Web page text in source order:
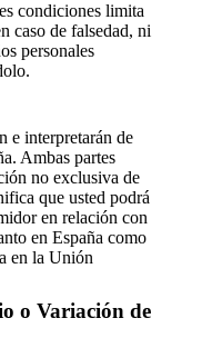
condiciones limita
caso de falsedad, ni
personales
e interpretarán de
Ambas partes
no exclusiva de
que usted podrá
en relación con
en España como
en la Unión
o Variación de